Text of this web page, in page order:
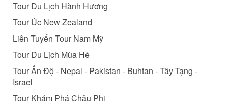
Tour Du Lịch Hành Hương
Tour Úc New Zealand
Liên Tuyến Tour Nam Mỹ
Tour Du Lịch Mùa Hè
Tour Ấn Độ - Nepal - Pakistan - Buhtan - Tây Tạng -
Israel
Tour Khám Phá Châu Phi